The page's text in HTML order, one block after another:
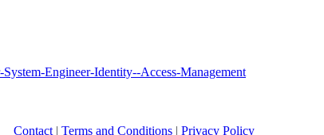
Engineer-Identity--Access-Management
Contact | Terms and Conditions | Privacy Policy